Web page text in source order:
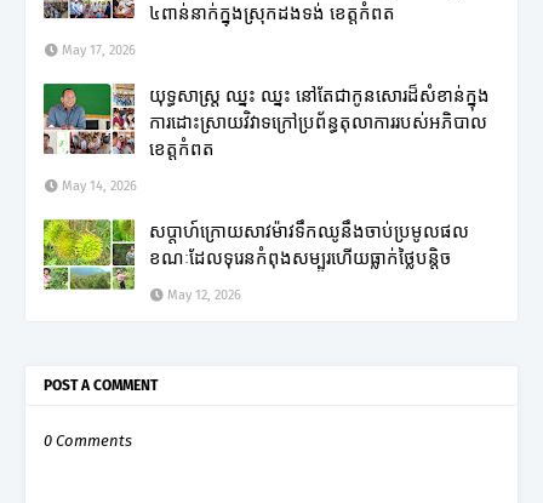
៤ពាន់នាក់ក្នុងស្រុកដងទង់ ខេត្តកំពត
May 17, 2026
យុទ្ធសាស្ត្រ ឈ្នះ ឈ្នះ នៅតែជាកូនសោរដ៏សំខាន់ក្នុង
ការដោះស្រាយវិវាទក្រៅប្រព័ន្ធតុលាការរបស់អភិបាល
ខេត្តកំពត
May 14, 2026
សប្តាហ៍ក្រោយសាវម៉ាវទឹកឈូនឹងចាប់ប្រមូលផល
ខណៈដែលទុរេនកំពុងសម្បូរហើយធ្លាក់ថ្លៃបន្តិច
May 12, 2026
POST A COMMENT
0 Comments